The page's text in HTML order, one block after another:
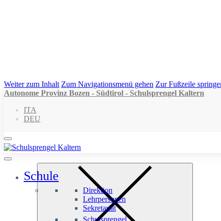
Weiter zum Inhalt Zum Navigationsmenü gehen Zur Fußzeile
Autonome Provinz Bozen - Südtirol - Schulsprengel Kaltern
ITA
DEU
Schule
Direktion
Lehrpersonen
Sekretariat
Schulsprengel